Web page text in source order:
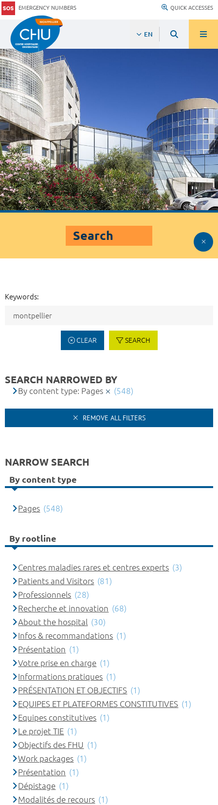
EMERGENCY NUMBERS QUICK ACCESSES
EN
Search
Keywords:
CLEAR SEARCH
SEARCH NARROWED BY
By content type: Pages (548)
REMOVE ALL FILTERS
NARROW SEARCH
By content type
Pages (548)
By rootline
Centres maladies rares et centres experts (3)
Patients and Visitors (81)
Professionnels (28)
Recherche et innovation (68)
About the hospital (30)
Infos & recommandations (1)
Présentation (1)
Votre prise en charge (1)
Informations pratiques (1)
PRÉSENTATION ET OBJECTIFS (1)
EQUIPES ET PLATEFORMES CONSTITUTIVES (1)
Equipes constitutives (1)
Le projet TIE (1)
Objectifs des FHU (1)
Work packages (1)
Présentation (1)
Dépistage (1)
Modalités de recours (1)